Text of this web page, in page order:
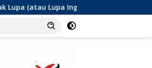
Menanti Angka Rp2,3 Triliun Jargas